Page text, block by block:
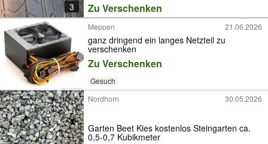
3 Zu Verschenken
Meppen 21.06.2026
ganz dringend ein langes Netzteil zu
verschenken
Zu Verschenken
Gesuch
Nordhorn
30.05.2026
Garten Beet Kies kostenlos Steingarten ca.
0,5-0,7 Kubikmeter